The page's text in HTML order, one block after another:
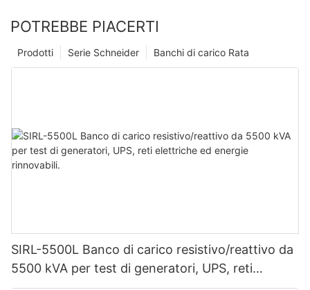
POTREBBE PIACERTI
Banchi di carico Rata
Serie Schneider
Prodotti
SIRL-5500L Banco di carico resistivo/reattivo da
5500 kVA per test di generatori, UPS, reti
elettriche ed energie rinnovabili.